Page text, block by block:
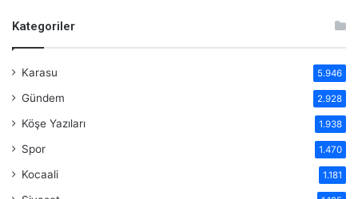
Kategoriler
Karasu 5.946
Gündem 2.928
Köşe Yazıları 1.938
Spor 1.470
Kocaali 1.181